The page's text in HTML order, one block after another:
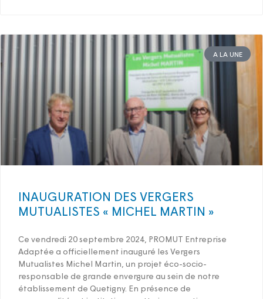
A LA UNE
INAUGURATION DES VERGERS
MUTUALISTES « MICHEL MARTIN »
Ce vendredi 20 septembre 2024, PROMUT Entreprise
Adaptée a officiellement inauguré les Vergers
Mutualistes Michel Martin, un projet éco-socio-
responsable de grande envergure au sein de notre
établissement de Quetigny. En présence de